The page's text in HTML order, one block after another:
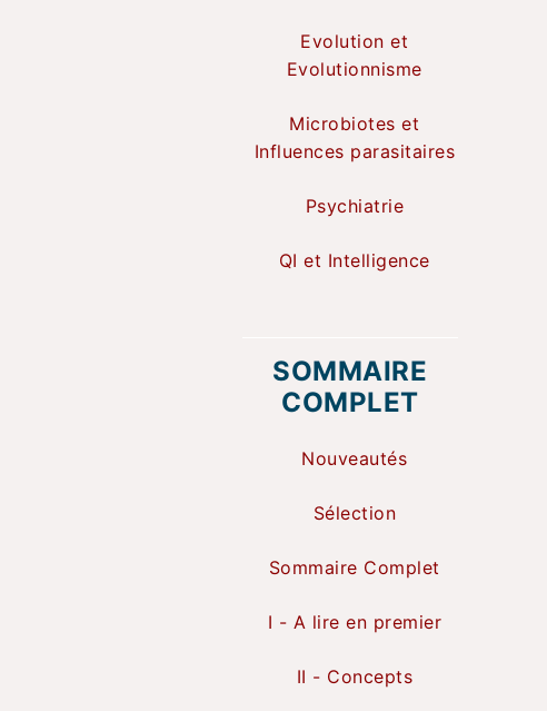
Evolution et
Evolutionnisme
Microbiotes et
Influences parasitaires
Psychiatrie
QI et Intelligence
SOMMAIRE
COMPLET
Nouveautés
Sélection
Sommaire Complet
I - A lire en premier
II - Concepts